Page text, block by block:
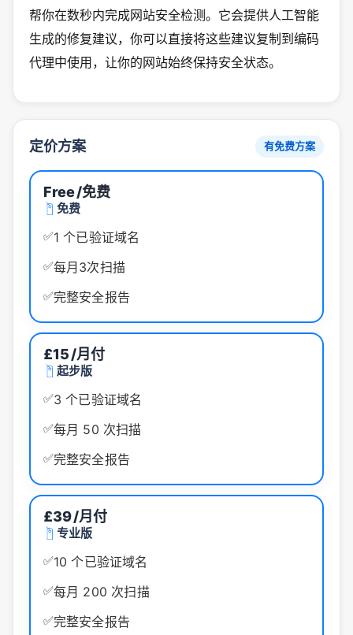
帮你在数秒内完成网站安全检测。它会提供人工智能
生成的修复建议，你可以直接将这些建议复制到编码
代理中使用，让你的网站始终保持安全状态。
定价方案 有免费方案
Free/免费
免费
✅1 个已验证域名
✅每月3次扫描
✅完整安全报告
£15/月付
起步版
✅3 个已验证域名
✅每月 50 次扫描
✅完整安全报告
£39/月付
专业版
✅10 个已验证域名
✅每月 200 次扫描
✅完整安全报告